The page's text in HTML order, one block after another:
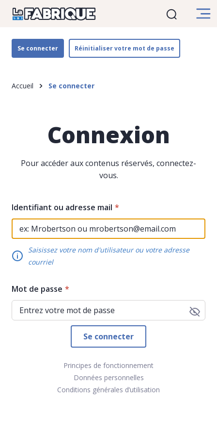
principal
Se connecter Réinitialiser votre mot de passe
d'Ariane
Accueil Se connecter
Connexion
Pour accéder aux contenus réservés, connectez-
vous.
Identifiant ou adresse mail
Saisissez votre nom d'utilisateur ou votre adresse
courriel
Mot de passe
connexion
Principes de fonctionnement
Données personnelles
Conditions générales d’utilisation